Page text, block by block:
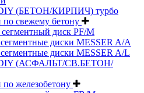
(БЕТОН/КИРПИЧ) турбо
свежему бетону
диск PF/M
диски MESSER A/A
диски MESSER A/L
DIY (АСФАЛЬТ/СВ.БЕТОН/
железобетону